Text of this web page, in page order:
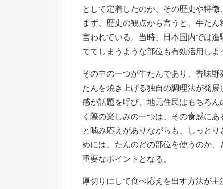
として定着したのか、その歴史や特
まず、歴史の観点から言うと、牛た
言われている。当時、日本国内では
ててしまうような部位も有効活用しよ
その中の一つが牛たんであり、香味
たんを焼き上げる独自の調理法が発
感が話題を呼び、地元住民はもちろ
く際の楽しみの一つは、その食感に
と噛み応えがありながらも、しっと
めには、たんのどの部位を使うのか
重要なポイントとなる。
厚切りにして食べ応えを出す方法が